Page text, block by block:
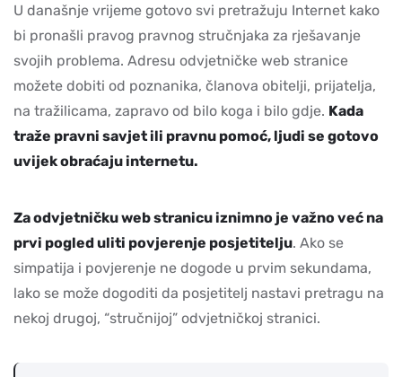
U današnje vrijeme gotovo svi pretražuju Internet kako
bi pronašli pravog pravnog stručnjaka za rješavanje
svojih problema. Adresu odvjetničke web stranice
možete dobiti od poznanika, članova obitelji, prijatelja,
na tražilicama, zapravo od bilo koga i bilo gdje. Kada
traže pravni savjet ili pravnu pomoć, ljudi se gotovo
uvijek obraćaju internetu.
Za odvjetničku web stranicu iznimno je važno već na
prvi pogled uliti povjerenje posjetitelju. Ako se
simpatija i povjerenje ne dogode u prvim sekundama,
lako se može dogoditi da posjetitelj nastavi pretragu na
nekoj drugoj, “stručnijoj” odvjetničkoj stranici.